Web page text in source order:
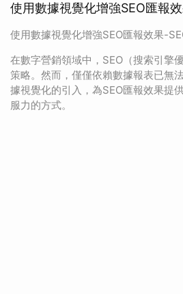
使用數據視覺化增強SEO匯報
使用數據視覺化增強SEO匯報效果-
在數字營銷領域中，SEO（搜索引擎
策略。然而，僅僅依賴數據報表已無
據視覺化的引入，為SEO匯報效果提
服力的方式。